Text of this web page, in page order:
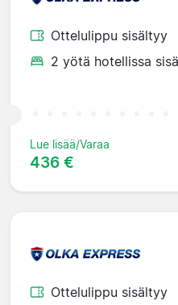
Ottelulippu sisältyy
2 yötä hotellissa
Lue lisää/Varaa
436 €
Ottelulippu sisältyy